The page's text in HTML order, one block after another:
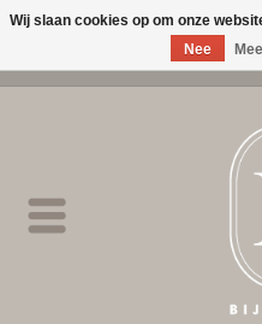
BIJ ELISE
Wij slaan cookies op om onze
Nee